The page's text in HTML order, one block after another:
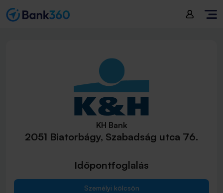
KH Bank
2051 Biatorbágy, Szabadság utca 76.
Időpontfoglalás
Személyi kölcsön